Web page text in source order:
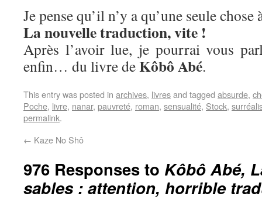
Je pense qu’il n’y a qu’une seule chose
La nouvelle traduction, vite !
Après l’avoir lue, je pourrai vous
enfin… du livre deKôbô Abé.
This entry was posted in archives, livresand tagged absurde,
Poche, livre, nanar, pauvreté, roman, sensualité, Stock,
permalink.
← Kaze No Shô
976 Responses to Kôbô Abé,
sables : attention, horrible